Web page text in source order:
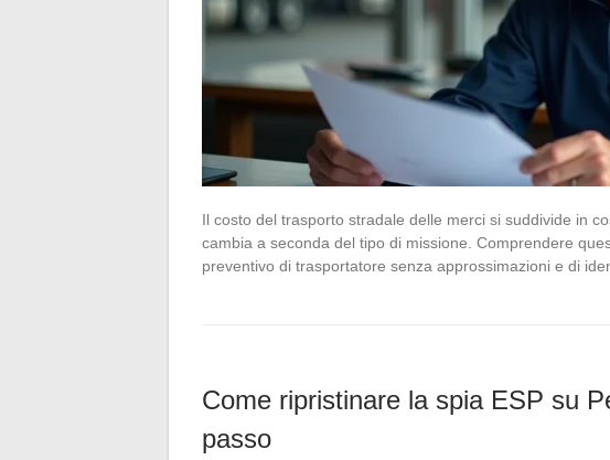
Il costo del trasporto stradale delle merci si suddivide in
cambia a seconda del tipo di missione. Comprendere
preventivo di trasportatore senza approssimazioni e di
Come ripristinare la spia ESP su
passo